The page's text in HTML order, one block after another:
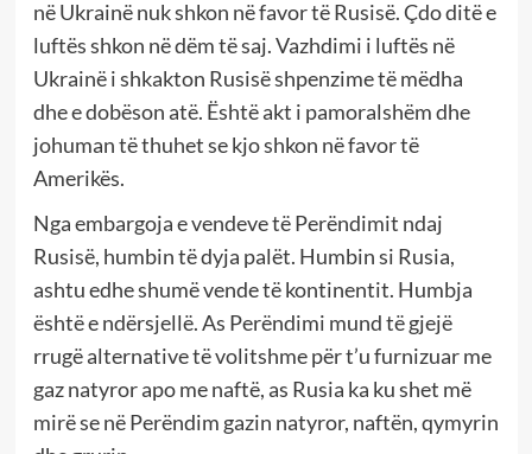
në Ukrainë nuk shkon në favor të Rusisë. Çdo ditë e
luftës shkon në dëm të saj. Vazhdimi i luftës në
Ukrainë i shkakton Rusisë shpenzime të mëdha
dhe e dobëson atë. Është akt i pamoralshëm dhe
johuman të thuhet se kjo shkon në favor të
Amerikës.
Nga embargoja e vendeve të Perëndimit ndaj
Rusisë, humbin të dyja palët. Humbin si Rusia,
ashtu edhe shumë vende të kontinentit. Humbja
është e ndërsjellë. As Perëndimi mund të gjejë
rrugë alternative të volitshme për t’u furnizuar me
gaz natyror apo me naftë, as Rusia ka ku shet më
mirë se në Perëndim gazin natyror, naftën, qymyrin